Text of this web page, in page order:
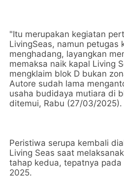
"Itu merupakan kegiatan
LivingSeas, namun petugas
menghadang, layangkan
memaksa naik kapal Living
mengklaim blok D bukan
Autore sudah lama
usaha budidaya mutiara di
ditemui, Rabu (27/03/2025).
Peristiwa serupa kembali
Living Seas saat
tahap kedua, tepatnya
2025.